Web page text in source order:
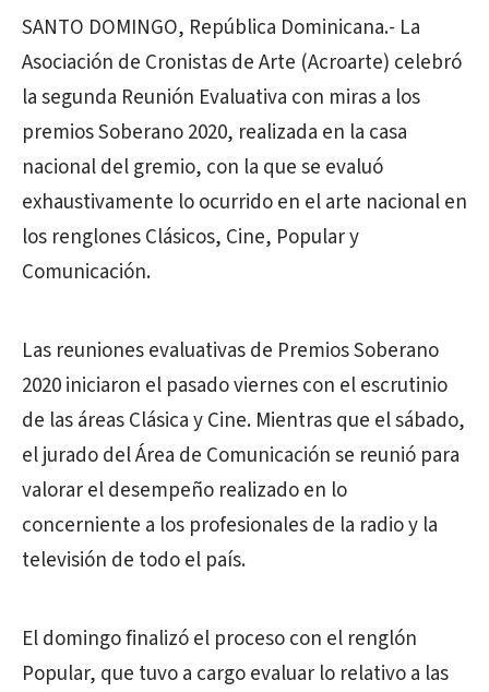
SANTO DOMINGO, República Dominicana.- La
Asociación de Cronistas de Arte (Acroarte) celebró
la segunda Reunión Evaluativa con miras a los
premios Soberano 2020, realizada en la casa
nacional del gremio, con la que se evaluó
exhaustivamente lo ocurrido en el arte nacional en
los renglones Clásicos, Cine, Popular y
Comunicación.
Las reuniones evaluativas de Premios Soberano
2020 iniciaron el pasado viernes con el escrutinio
de las áreas Clásica y Cine. Mientras que el sábado,
el jurado del Área de Comunicación se reunió para
valorar el desempeño realizado en lo
concerniente a los profesionales de la radio y la
televisión de todo el país.
El domingo finalizó el proceso con el renglón
Popular, que tuvo a cargo evaluar lo relativo a las